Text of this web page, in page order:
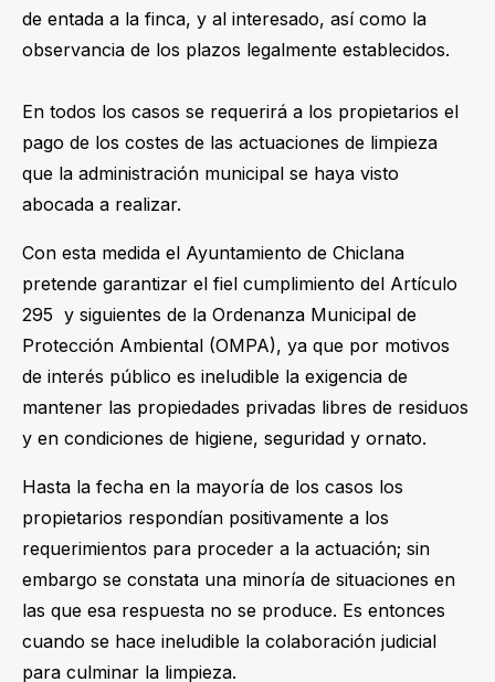
de entada a la finca, y al interesado, así como la
observancia de los plazos legalmente establecidos.
En todos los casos se requerirá a los propietarios el
pago de los costes de las actuaciones de limpieza
que la administración municipal se haya visto
abocada a realizar.
Con esta medida el Ayuntamiento de Chiclana
pretende garantizar el fiel cumplimiento del Artículo
295 y siguientes de la Ordenanza Municipal de
Protección Ambiental (OMPA), ya que por motivos
de interés público es ineludible la exigencia de
mantener las propiedades privadas libres de residuos
y en condiciones de higiene, seguridad y ornato.
Hasta la fecha en la mayoría de los casos los
propietarios respondían positivamente a los
requerimientos para proceder a la actuación; sin
embargo se constata una minoría de situaciones en
las que esa respuesta no se produce. Es entonces
cuando se hace ineludible la colaboración judicial
para culminar la limpieza.